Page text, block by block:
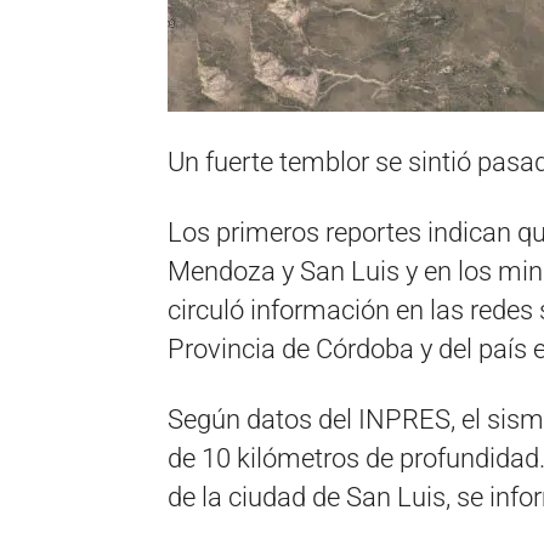
Un fuerte temblor se sintió
Los primeros reportes indican
Mendoza y San Luis y en los
circuló información en las
Provincia de Córdoba y del país
Según datos del INPRES, el
de 10 kilómetros de
de la ciudad de San Luis, se